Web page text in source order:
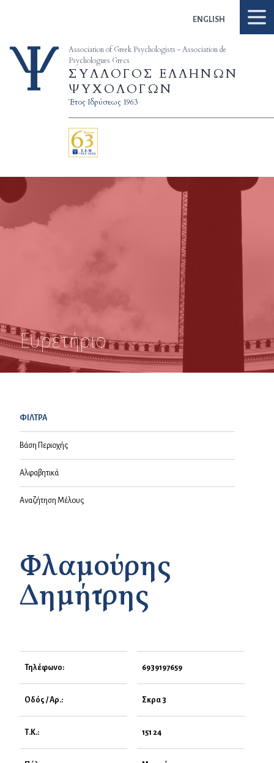
ENGLISH
Association of Greek Psychologists - Association de
Psychologues Grecs
ΣΥΛΛΟΓΟΣ ΕΛΛΗΝΩΝ
ΨΥΧΟΛΟΓΩΝ
Έτος Ιδρύσεως 1963
Ευρετήριο
ΦΙΛΤΡΑ
Βάση Περιοχής
Αλφαβητικά
Αναζήτηση Μέλους
Φλαμούρης
Δημήτρης
Τηλέφωνο: 6939197659
Οδός / Αρ.: Σκρα 3
Τ.Κ.: 151 24